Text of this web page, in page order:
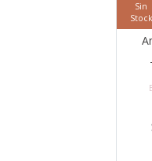
Sin
Stock